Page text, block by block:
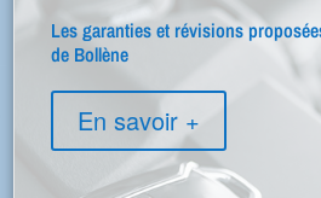
Les garanties et révisions
de Bollène
En savoir +